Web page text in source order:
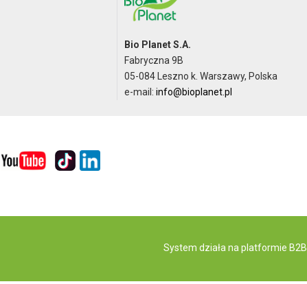
Bio Planet S.A.
Fabryczna 9B
05-084 Leszno k. Warszawy, Polska
e-mail:info@bioplanet.pl
System działa na platformie B2B